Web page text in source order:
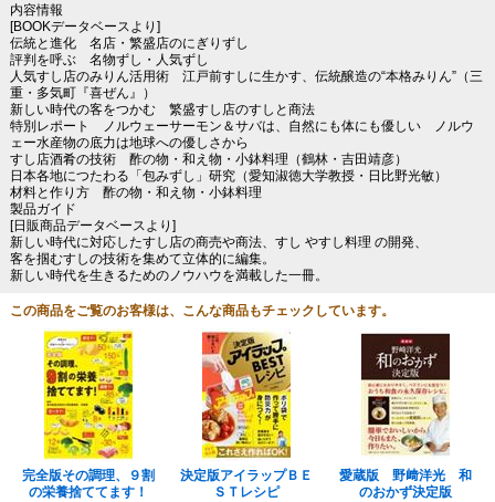
内容情報
[BOOKデータベースより]
伝統と進化 名店・繁盛店のにぎりずし
評判を呼ぶ 名物ずし・人気ずし
人気すし店のみりん活用術 江戸前すしに生かす、伝統醸造の“本格みりん”（三
重・多気町『喜ぜん』）
新しい時代の客をつかむ 繁盛すし店のすしと商法
特別レポート ノルウェーサーモン＆サバは、自然にも体にも優しい ノルウ
ェー水産物の底力は地球への優しさから
すし店酒肴の技術 酢の物・和え物・小鉢料理（鶴林・吉田靖彦）
日本各地につたわる「包みずし」研究（愛知淑徳大学教授・日比野光敏）
材料と作り方 酢の物・和え物・小鉢料理
製品ガイド
[日販商品データベースより]
新しい時代に対応したすし店の商売や商法、すし やすし料理 の開発、
客を掴むすしの技術を集めて立体的に編集。
新しい時代を生きるためのノウハウを満載した一冊。
この商品をご覧のお客様は、こんな商品もチェックしています。
完全版その調理、９割
の栄養捨ててます！
決定版アイラップＢＥ
ＳＴレシピ
愛蔵版 野﨑洋光 和
のおかず決定版